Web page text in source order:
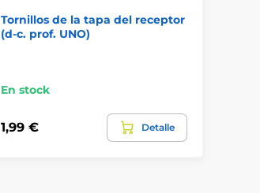
Tornillos de la tapa del receptor
(d-c. prof. UNO)
En stock
1,99 € Detalle